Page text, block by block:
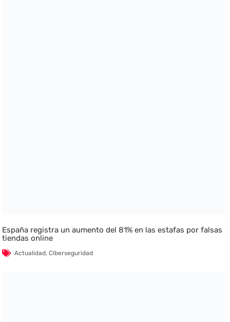
España registra un aumento del 81% en las estafas por falsas
tiendas online
Actualidad,Ciberseguridad